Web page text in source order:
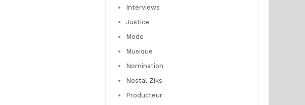
Interviews
Justice
Mode
Musique
Nomination
Nostal-Ziks
Producteur